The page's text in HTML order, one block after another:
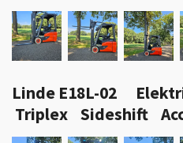
Linde E18L-02
Triplex Sideshift